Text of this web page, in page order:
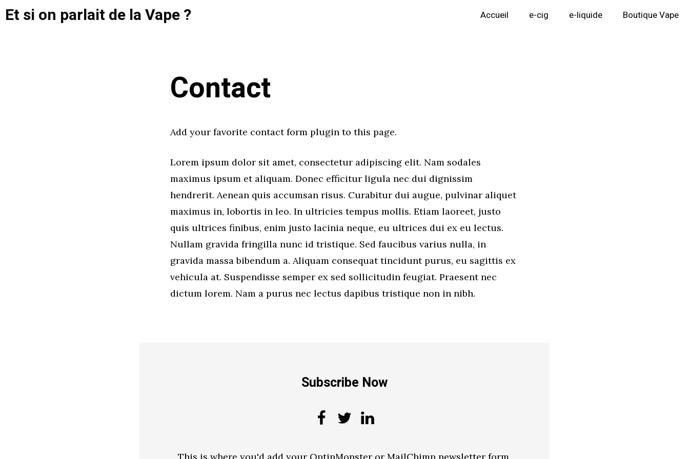
Aller
auEt si on parlait de la Vape ? Accueil e-cig e-liquide Boutique Vape
Contact
Add your favorite contact form plugin to this page.
Lorem ipsum dolor sit amet, consectetur adipiscing elit. Nam sodales
maximus ipsum et aliquam. Donec efficitur ligula nec dui dignissim
hendrerit. Aenean quis accumsan risus. Curabitur dui augue, pulvinar aliquet
maximus in, lobortis in leo. In ultricies tempus mollis. Etiam laoreet, justo
quis ultrices finibus, enim justo lacinia neque, eu ultrices dui ex eu lectus.
Nullam gravida fringilla nunc id tristique. Sed faucibus varius nulla, in
gravida massa bibendum a. Aliquam consequat tincidunt purus, eu sagittis ex
vehicula at. Suspendisse semper ex sed sollicitudin feugiat. Praesent nec
dictum lorem. Nam a purus nec lectus dapibus tristique non in nibh.
Subscribe Now